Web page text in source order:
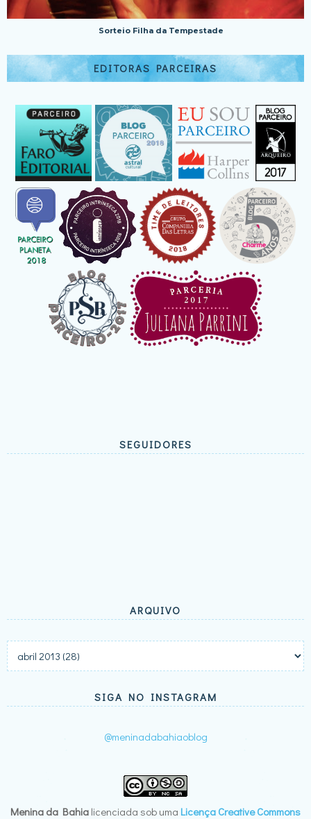
Sorteio Filha da Tempestade
EDITORAS PARCEIRAS
SEGUIDORES
ARQUIVO
SIGA NO INSTAGRAM
@meninadabahiaoblog
Menina da Bahia licenciada sob uma Licença Creative Commons